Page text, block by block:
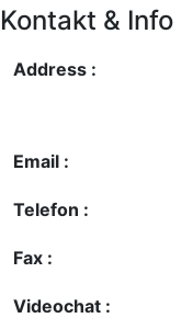
Kontakt & Info
Address :
Email :
Telefon :
Fax :
Videochat :